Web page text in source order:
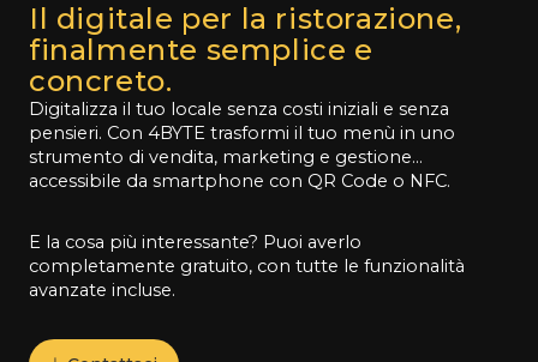
Il digitale per la ristorazione,
finalmente semplice e
concreto.
Digitalizza il tuo locale senza costi iniziali e senza
pensieri. Con 4BYTE trasformi il tuo menù in uno
strumento di vendita, marketing e gestione…
accessibile da smartphone con QR Code o NFC.
E la cosa più interessante? Puoi averlo
completamente gratuito, con tutte le funzionalità
avanzate incluse.